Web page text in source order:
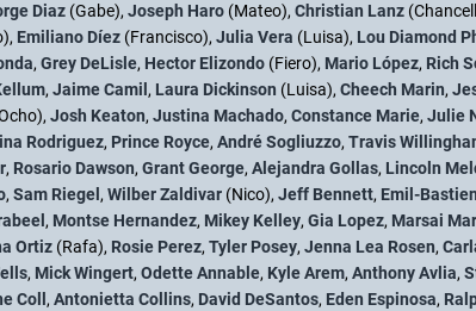
Diaz (Gabe), Joseph Haro (Mateo), Christian Lanz
Emiliano Díez (Francisco), Julia Vera (Luisa), Lou Diamond
, Grey DeLisle, Hector Elizondo (Fiero), Mario López, Rich
, Jaime Camil , Laura Dickinson (Luisa), Cheech Marin,
Josh Keaton, Justina Machado, Constance Marie, Julie
Rodriguez, Prince Royce, André Sogliuzzo, Travis
, Rosario Dawson, Grant George, Alejandra Gollas, Lincoln
, Sam Riegel , Wilber Zaldivar (Nico), Jeff Bennett, Emil-
, Montse Hernandez, Mikey Kelley, Gia Lopez, Marsai
Ortiz (Rafa), Rosie Perez, Tyler Posey, Jenna Lea Rosen,
, Mick Wingert, Odette Annable, Kyle Arem, Anthony Avlia,
Coll , Antonietta Collins, David DeSantos, Eden Espinosa,